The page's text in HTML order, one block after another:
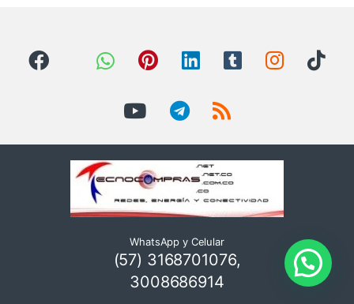
WhatsApp y Celular
(57) 3168701076,
3008686914